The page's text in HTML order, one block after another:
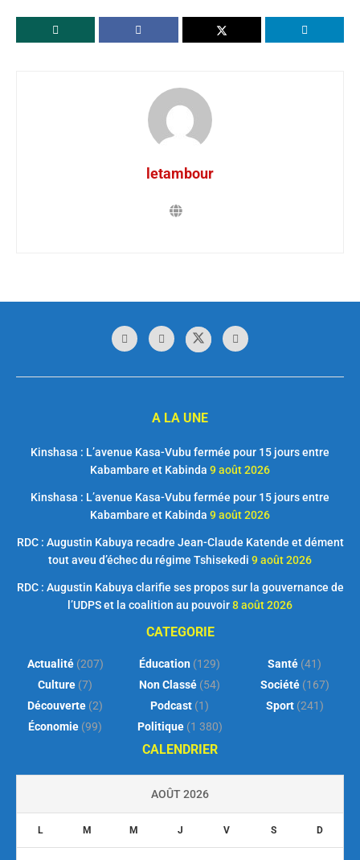
letambour
A LA UNE
Kinshasa : L’avenue Kasa-Vubu fermée pour 15 jours entre
Kabambare et Kabinda 9 août 2026
Kinshasa : L’avenue Kasa-Vubu fermée pour 15 jours entre
Kabambare et Kabinda 9 août 2026
RDC : Augustin Kabuya recadre Jean-Claude Katende et dément
tout aveu d’échec du régime Tshisekedi 9 août 2026
RDC : Augustin Kabuya clarifie ses propos sur la gouvernance de
l’UDPS et la coalition au pouvoir8 août 2026
CATEGORIE
Actualité(207)
Culture (7)
Découverte (2)
Économie (99)
Éducation (129)
Non Classé (54)
Podcast (1)
Politique(1 380)
Santé (41)
Société(167)
Sport(241)
CALENDRIER
AOÛT 2026
L M M J V S D